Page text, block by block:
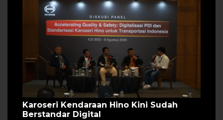
Karoseri Kendaraan Hino Kini Sudah
Berstandar Digital